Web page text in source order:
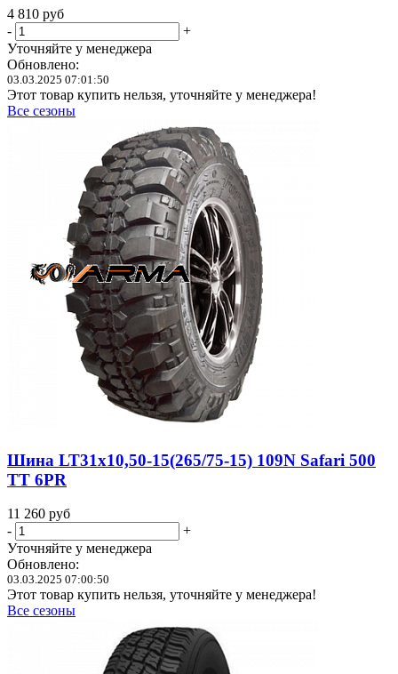
4 810 руб
-
+
Уточняйте у менеджера
Обновлено:
03.03.2025 07:01:50
Этот товар купить нельзя, уточняйте у менеджера!
Все сезоны
Шина LT31x10,50-15(265/75-15) 109N Safari 500
TT 6PR
11 260 руб
-
+
Уточняйте у менеджера
Обновлено:
03.03.2025 07:00:50
Этот товар купить нельзя, уточняйте у менеджера!
Все сезоны